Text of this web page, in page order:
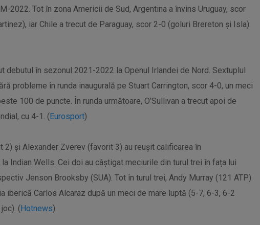
2022. Tot în zona Americii de Sud, Argentina a învins Uruguay, scor
iar Chile a trecut de Paraguay, scor 2-0 (goluri Brereton şi Isla).
debutul în sezonul 2021-2022 la Openul Irlandei de Nord. Sextuplul
probleme în runda inaugurală pe Stuart Carrington, scor 4-0, un meci
100 de puncte. În runda următoare, O’Sullivan a trecut apoi de
cu 4-1. (Eurosport)
și Alexander Zverev (favorit 3) au reușit calificarea în
Indian Wells. Cei doi au câștigat meciurile din turul trei în fața lui
Jenson Brooksby (SUA). Tot în turul trei, Andy Murray (121 ATP)
iberică Carlos Alcaraz după un meci de mare luptă (5-7, 6-3, 6-2
(Hotnews)